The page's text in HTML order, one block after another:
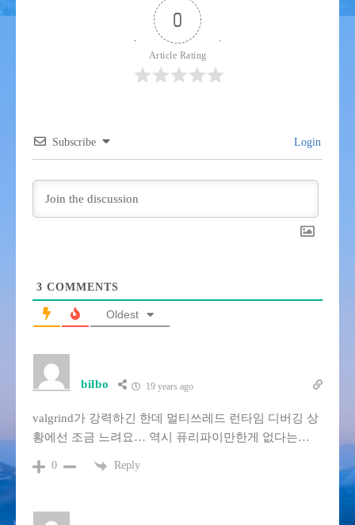
0
Article Rating
Subscribe Login
3 COMMENTS
Oldest
bilbo 19 years ago
valgrind가 강력하긴 한데 멀티쓰레드 런타임 디버깅 상
황에선 조금 느려요… 역시 퓨리파이만한게 없다는…
0 Reply